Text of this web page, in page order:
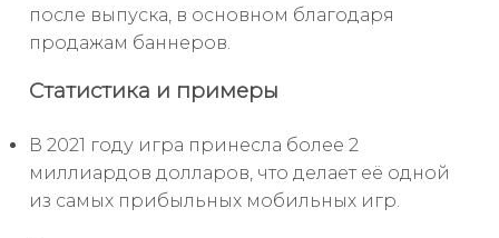
после выпуска, в основном благодаря
продажам баннеров.
Статистика и примеры
В 2021 году игра принесла более 2
миллиардов долларов, что делает её одной
из самых прибыльных мобильных игр.